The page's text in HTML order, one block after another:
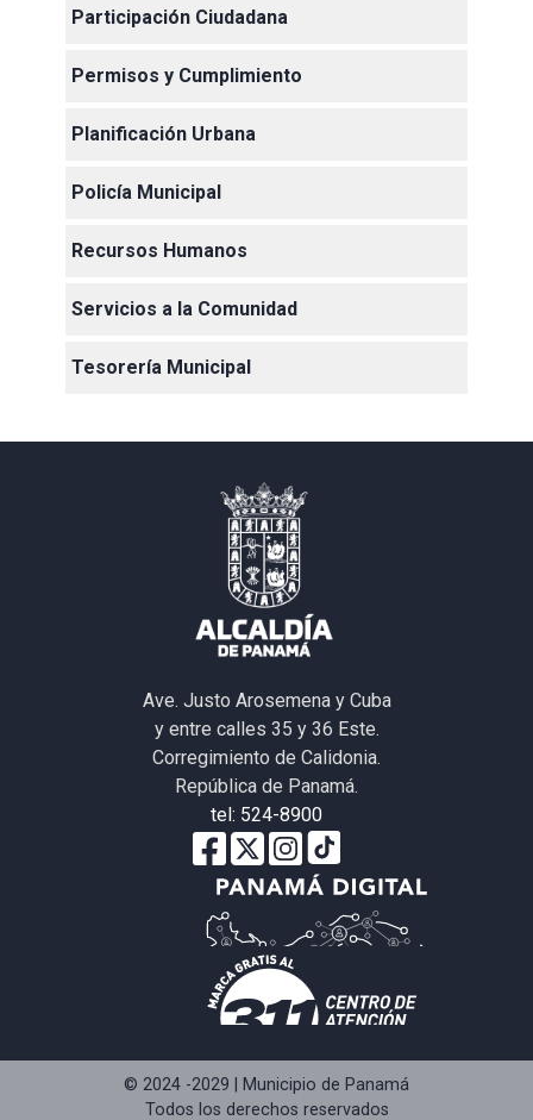
Participación Ciudadana
Permisos y Cumplimiento
Planificación Urbana
Policía Municipal
Recursos Humanos
Servicios a la Comunidad
Tesorería Municipal
Ave. Justo Arosemena y Cuba
y entre calles 35 y 36 Este.
Corregimiento de Calidonia.
República de Panamá.
tel: 524-8900
© 2024 -2029 | Municipio de Panamá
Todos los derechos reservados